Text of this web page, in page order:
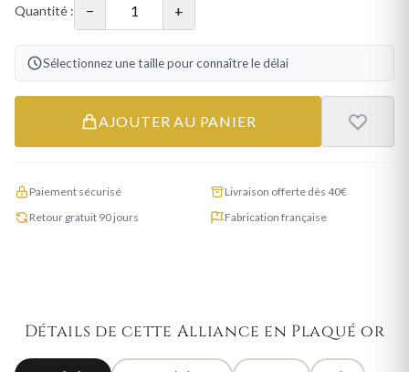
Quantité : − +
Sélectionnez une taille pour connaître le délai
AJOUTER AU PANIER
Paiement sécurisé
Livraison offerte dès 40€
Retour gratuit 90 jours
Fabrication française
Détails de cette Alliance en Plaqué or